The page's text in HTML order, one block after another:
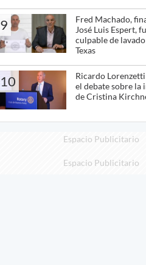
9
Fred Machado,
José Luis Espert,
culpable de
Texas
10
Ricardo
el debate sobre la
de Cristina
Espacio Publicitario
Espacio Publicitario